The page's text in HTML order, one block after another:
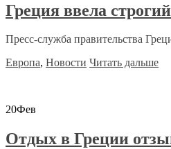
Греция ввела
Пресс-служба правительства
Европа, Новости Читать дальше
20Фев
Отдых в Греции